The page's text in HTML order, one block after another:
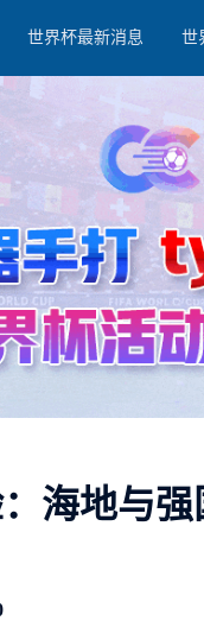
世界杯最新消息 世
海地与